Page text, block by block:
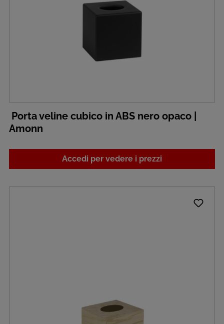
Porta veline cubico in ABS nero opaco |
Amonn
Accedi per vedere i prezzi